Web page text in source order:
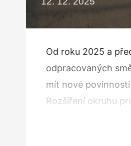
Od roku 2025 a
odpracovaných
mít nové povinnosti
Rozšíření okruhu